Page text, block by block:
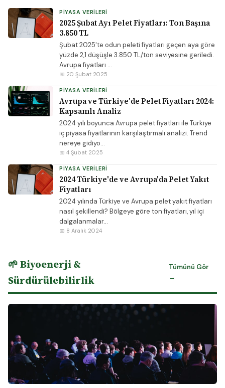
PIYASA VERILERI
2025 Şubat Ayı Pelet Fiyatları: Ton Başına
3.850 TL
Şubat 2025'te odun peleti fiyatları geçen aya göre
yüzde 2,1 düşüşle 3.850 TL/ton seviyesine geriledi.
Avrupa fiyatları ...
📅 20 Şubat 2025
PIYASA VERILERI
Avrupa ve Türkiye'de Pelet Fiyatları 2024:
Kapsamlı Analiz
2024 yılı boyunca Avrupa pelet fiyatları ile Türkiye
iç piyasa fiyatlarının karşılaştırmalı analizi. Trend
nereye gidiyo...
📅 4 Şubat 2025
PIYASA VERILERI
2024 Türkiye'de ve Avrupa'da Pelet Yakıt
Fiyatları
2024 yılında Türkiye ve Avrupa pelet yakıt fiyatları
nasıl şekillendi? Bölgeye göre ton fiyatları, yıl içi
dalgalanmalar...
📅 8 Aralık 2024
🌱 Biyoenerji &
Sürdürülebilirlik
Tümünü Gör
→